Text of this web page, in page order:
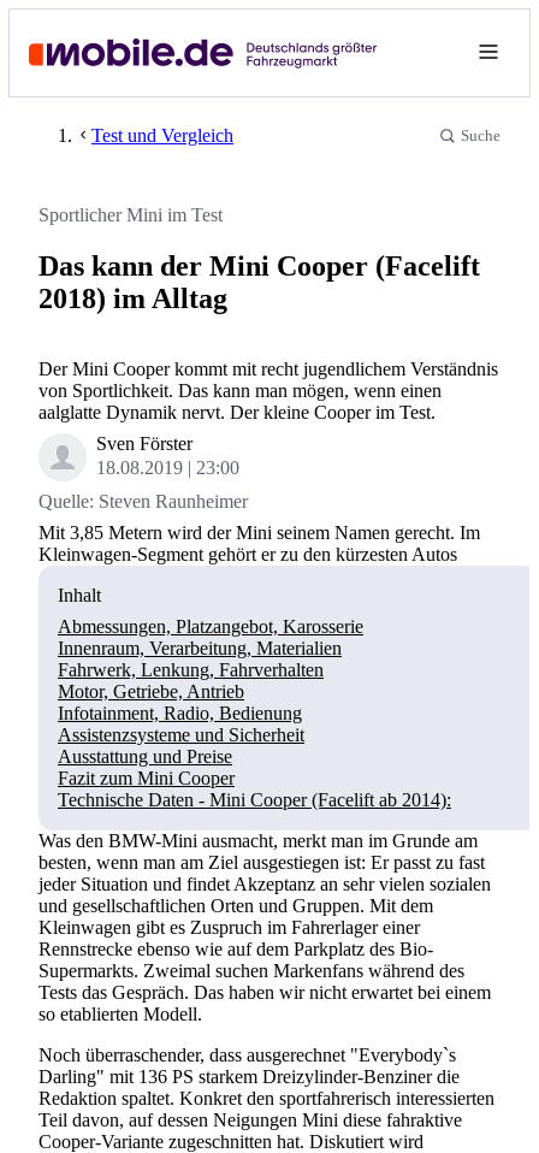
Test und Vergleich Suche
Sportlicher Mini im Test
Das kann der Mini Cooper (Facelift
2018) im Alltag
Der Mini Cooper kommt mit recht jugendlichem Verständnis
von Sportlichkeit. Das kann man mögen, wenn einen
aalglatte Dynamik nervt. Der kleine Cooper im Test.
Sven Förster
18.08.2019
23:00
Inhalt
Abmessungen, Platzangebot, Karosserie
Innenraum, Verarbeitung, Materialien
Fahrwerk, Lenkung, Fahrverhalten
Motor, Getriebe, Antrieb
Infotainment, Radio, Bedienung
Assistenzsysteme und Sicherheit
Ausstattung und Preise
Fazit zum Mini Cooper
Technische Daten - Mini Cooper (Facelift ab 2014):
Quelle: Steven Raunheimer
Mit 3,85 Metern wird der Mini seinem Namen gerecht. Im
Kleinwagen-Segment gehört er zu den kürzesten Autos
Was den BMW-Mini ausmacht, merkt man im Grunde am
besten, wenn man am Ziel ausgestiegen ist: Er passt zu fast
jeder Situation und findet Akzeptanz an sehr vielen sozialen
und gesellschaftlichen Orten und Gruppen. Mit dem
Kleinwagen gibt es Zuspruch im Fahrerlager einer
Rennstrecke ebenso wie auf dem Parkplatz des Bio-
Supermarkts. Zweimal suchen Markenfans während des
Tests das Gespräch. Das haben wir nicht erwartet bei einem
so etablierten Modell.
Noch überraschender, dass ausgerechnet "Everybody`s
Darling" mit 136 PS starkem Dreizylinder-Benziner die
Redaktion spaltet. Konkret den sportfahrerisch interessierten
Teil davon, auf dessen Neigungen Mini diese fahraktive
Cooper-Variante zugeschnitten hat. Diskutiert wird